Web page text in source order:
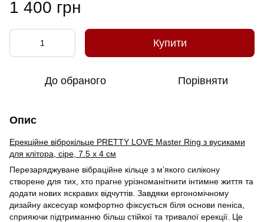
1 400 грн
Купити
До обраного Порівняти
Опис
Ерекційне віброкільце PRETTY LOVE Master Ring з вусиками
для клітора, сіре, 7.5 х 4 см
Перезаряджуване вібраційне кільце з м’якого силікону
створене для тих, хто прагне урізноманітнити інтимне життя та
додати нових яскравих відчуттів. Завдяки ергономічному
дизайну аксесуар комфортно фіксується біля основи пеніса,
сприяючи підтриманню більш стійкої та тривалої ерекції. Це